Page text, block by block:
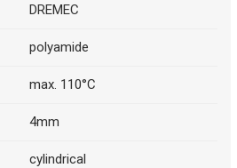
DREMEC
polyamide
max. 110°C
4mm
cylindrical